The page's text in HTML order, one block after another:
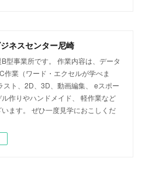
ネスセンター尼崎
型事業所です。 作業内容は、データ
作業（ワード・エクセルが学べま
スト、2D、3D、動画編集、 eスポー
作りやハンドメイド、 軽作業など
ます。 ぜひ一度見学におこしくだ